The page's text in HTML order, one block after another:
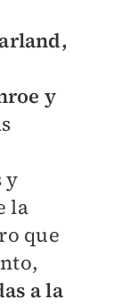
y
y
la
que
a la